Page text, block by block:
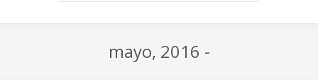
mayo, 2016 -